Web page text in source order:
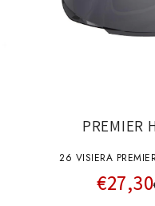
PREMIER
26 VISIERA
€27,30